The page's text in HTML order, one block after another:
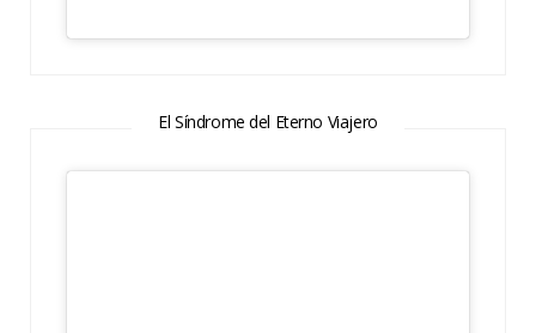
El Síndrome del Eterno Viajero